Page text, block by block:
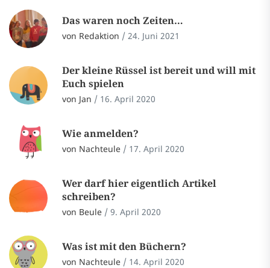
Das waren noch Zeiten…
von Redaktion / 24. Juni 2021
Der kleine Rüssel ist bereit und will mit
Euch spielen
von Jan / 16. April 2020
Wie anmelden?
von Nachteule / 17. April 2020
Wer darf hier eigentlich Artikel
schreiben?
von Beule / 9. April 2020
Was ist mit den Büchern?
von Nachteule / 14. April 2020